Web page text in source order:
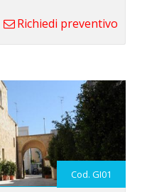
Richiedi preventivo
Cod. GI01